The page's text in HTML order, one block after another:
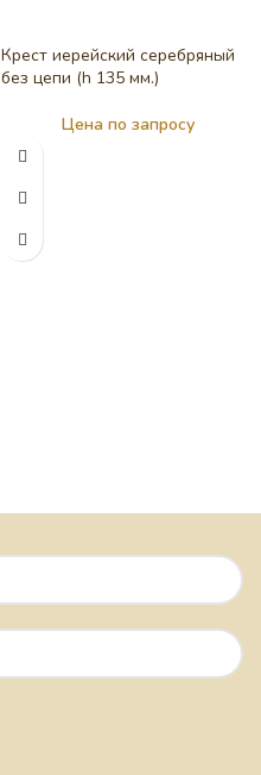
Крест иерейский серебряный
без цепи (h 135 мм.)
Цена по запросу